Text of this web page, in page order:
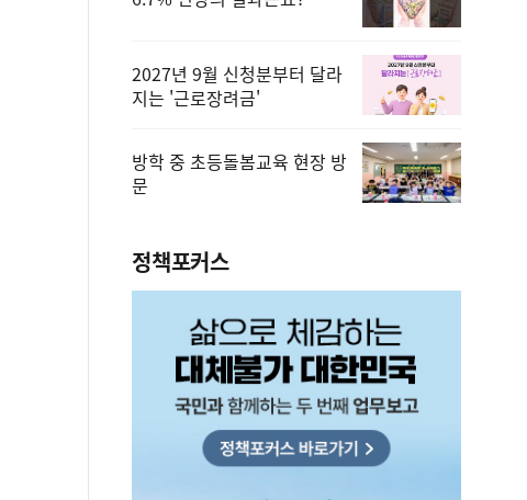
2027년 9월 신청분부터 달라
지는 '근로장려금'
방학 중 초등돌봄교육 현장 방
문
정책포커스